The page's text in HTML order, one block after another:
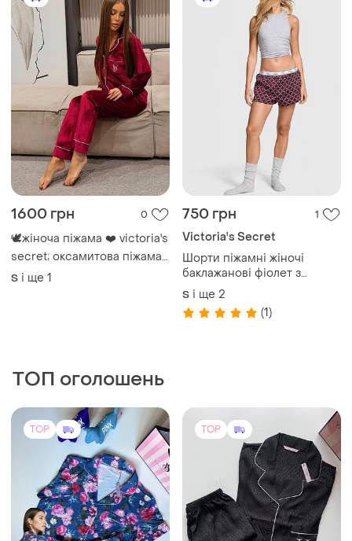
1600 грн 0
🕊жіноча піжама ❤️ victoria's
secret; оксамитова піжама;
піжама бархат сорочка +
штани
S і ще 1
750 грн 1
Victoria's Secret
Шорти піжамні жіночі
баклажанові фіолет з
логотипом ліоцел victoria's
S і ще 2
(1)
ТОП оголошень
TOP TOP